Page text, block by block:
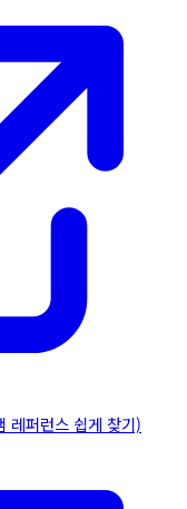
레퍼런스 쉽게 찾기)